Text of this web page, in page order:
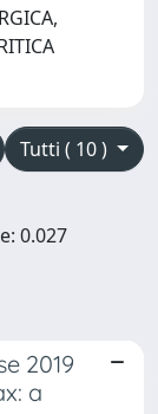
Tutti ( 10 )
0.027
2019
a